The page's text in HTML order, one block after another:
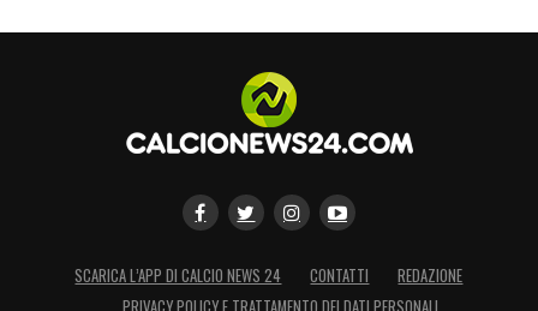
SCARICA L’APP DI CALCIO NEWS 24 CONTATTI
REDAZIONE